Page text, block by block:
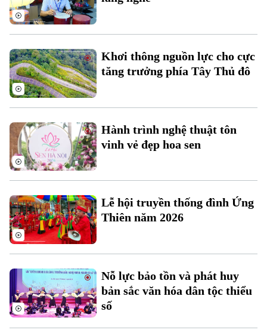
Chuyên mục
Hà Nội
Chính trị
Hà Nội
Nhịp sống Hà Nội
Thế giới
Khơi thông nguồn lực cho cực
tăng trưởng phía Tây Thủ đô
Hành trình nghệ thuật tôn
vinh vẻ đẹp hoa sen
Lễ hội truyền thống đình Ứng
Thiên năm 2026
Nỗ lực bảo tồn và phát huy
bản sắc văn hóa dân tộc thiểu
số